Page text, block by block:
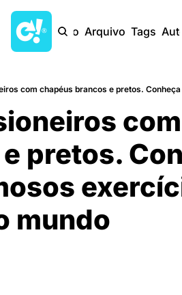
Início Arquivo Tags
pretos.
mundo